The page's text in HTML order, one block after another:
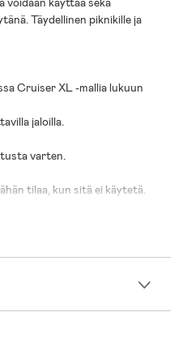
Täydellinen piknikille ja
Cruiser XL -mallia lukuun
jaloilla.
varten.
tilaa, kun sitä ei käytetä.